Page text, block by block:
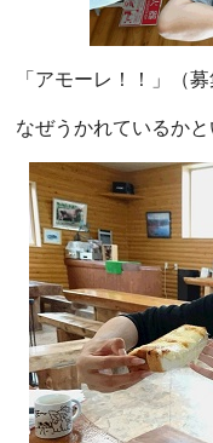
「アモーレ！！」（募
なぜうかれているかと